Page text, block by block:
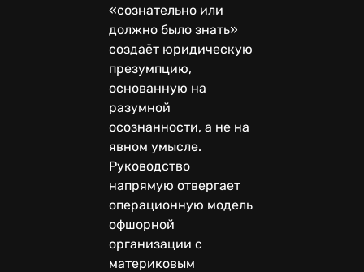
«сознательно или
должно было знать»
создаёт юридическую
презумпцию,
основанную на
разумной
осознанности, а не на
явном умысле.
Руководство
напрямую отвергает
операционную модель
офшорной
организации с
материковым